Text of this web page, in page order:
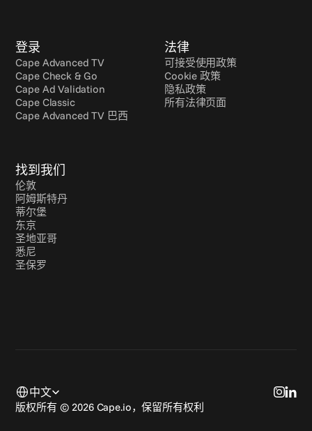
登录
Cape Advanced TV
Cape Check & Go
Cape Ad Validation
Cape Classic
Cape Advanced TV 巴西
法律
可接受使用政策
Cookie 政策
隐私政策
所有法律页面
找到我们
伦敦
阿姆斯特丹
蒂尔堡
东京
圣地亚哥
悉尼
圣保罗
版权所有 © 2026 Cape.io，保留所有权利
Select Language
中文